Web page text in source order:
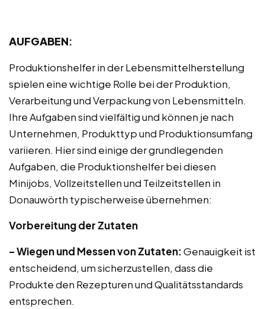
AUFGABEN:
Produktionshelfer in der Lebensmittelherstellung
spielen eine wichtige Rolle bei der Produktion,
Verarbeitung und Verpackung von Lebensmitteln.
Ihre Aufgaben sind vielfältig und können je nach
Unternehmen, Produkttyp und Produktionsumfang
variieren. Hier sind einige der grundlegenden
Aufgaben, die Produktionshelfer bei diesen
Minijobs, Vollzeitstellen und Teilzeitstellen in
Donauwörth typischerweise übernehmen:
Vorbereitung der Zutaten
– Wiegen und Messen von Zutaten:Genauigkeit ist
entscheidend, um sicherzustellen, dass die
Produkte den Rezepturen und Qualitätsstandards
entsprechen.